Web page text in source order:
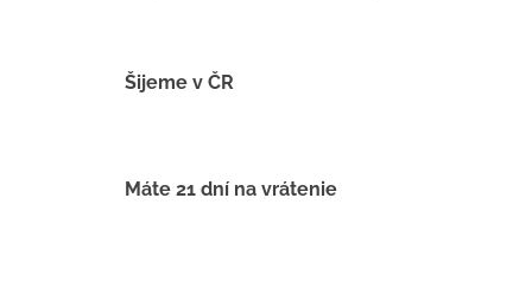
Šijeme v ČR
Máte 21 dní na vrátenie
BAMBUSOVÉ